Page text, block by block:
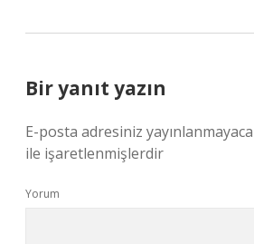
Bir yanıt yazın
E-posta adresiniz
ile işaretlenmişlerdir
Yorum